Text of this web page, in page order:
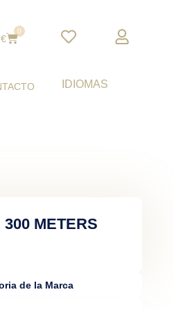
€
0
Cart
IDIOMAS
METERS
de la Marca